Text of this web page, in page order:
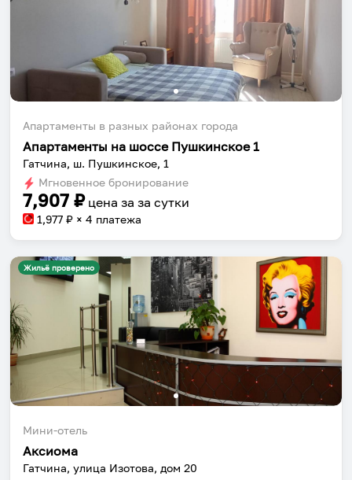
Апартаменты в разных районах города
Апартаменты на шоссе Пушкинское 1
Гатчина, ш. Пушкинское, 1
Мгновенное бронирование
7,907 ₽ цена за за сутки
1,977 ₽ × 4 платежа
Жильё проверено
Мини-отель
Аксиома
Гатчина, улица Изотова, дом 20